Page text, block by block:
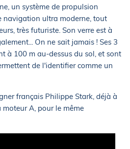
un système de propulsion
navigation ultra moderne, tout
très futuriste. Son verre est à
On ne sait jamais ! Ses 3
à 100 m au-dessus du sol, et sont
de l'identifier comme un
français Philippe Stark, déjà à
A, pour le même